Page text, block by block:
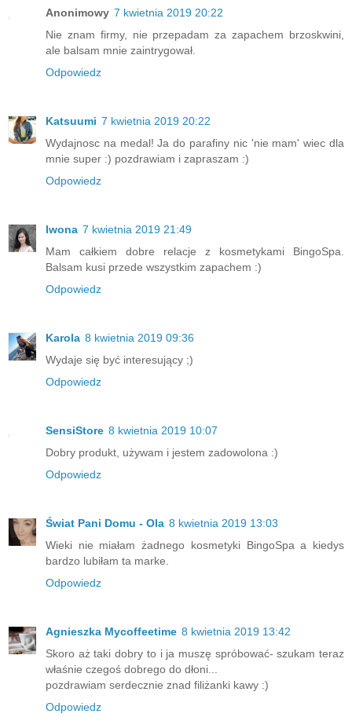
Anonimowy 7 kwietnia 2019 20:22
Nie znam firmy, nie przepadam za zapachem brzoskwini,
ale balsam mnie zaintrygował.
Odpowiedz
Katsuumi 7 kwietnia 2019 20:22
Wydajnosc na medal! Ja do parafiny nic 'nie mam' wiec dla
mnie super :) pozdrawiam i zapraszam :)
Odpowiedz
Iwona 7 kwietnia 2019 21:49
Mam całkiem dobre relacje z kosmetykami BingoSpa.
Balsam kusi przede wszystkim zapachem :)
Odpowiedz
Karola 8 kwietnia 2019 09:36
Wydaje się być interesujący ;)
Odpowiedz
SensiStore 8 kwietnia 2019 10:07
Dobry produkt, używam i jestem zadowolona :)
Odpowiedz
Świat Pani Domu - Ola 8 kwietnia 2019 13:03
Wieki nie miałam żadnego kosmetyki BingoSpa a kiedys
bardzo lubiłam ta marke.
Odpowiedz
Agnieszka Mycoffeetime 8 kwietnia 2019 13:42
Skoro aż taki dobry to i ja muszę spróbować- szukam teraz
właśnie czegoś dobrego do dłoni...
pozdrawiam serdecznie znad filiżanki kawy :)
Odpowiedz